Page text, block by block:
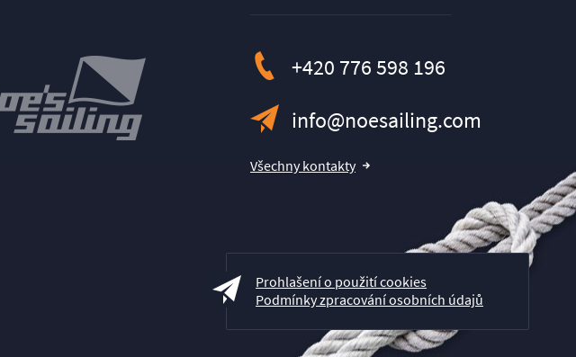
+420 776 598 196
info@noesailing.com
Všechny kontakty
Prohlašení o použití cookies
Podmínky zpracování osobních údajů